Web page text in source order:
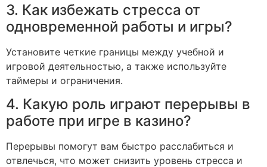
3. Как избежать стресса от
одновременной работы и игры?
Установите четкие границы между учебной и
игровой деятельностью, а также используйте
таймеры и ограничения.
4. Какую роль играют перерывы в
работе при игре в казино?
Перерывы помогут вам быстро расслабиться и
отвлечься, что может снизить уровень стресса и